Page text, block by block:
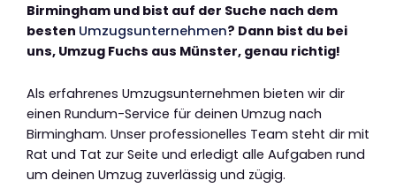
Birmingham und bist auf der Suche nach dem
besten Umzugsunternehmen? Dann bist du bei
uns, Umzug Fuchs aus Münster, genau richtig!
Als erfahrenes Umzugsunternehmen bieten wir dir
einen Rundum-Service für deinen Umzug nach
Birmingham. Unser professionelles Team steht dir mit
Rat und Tat zur Seite und erledigt alle Aufgaben rund
um deinen Umzug zuverlässig und zügig.